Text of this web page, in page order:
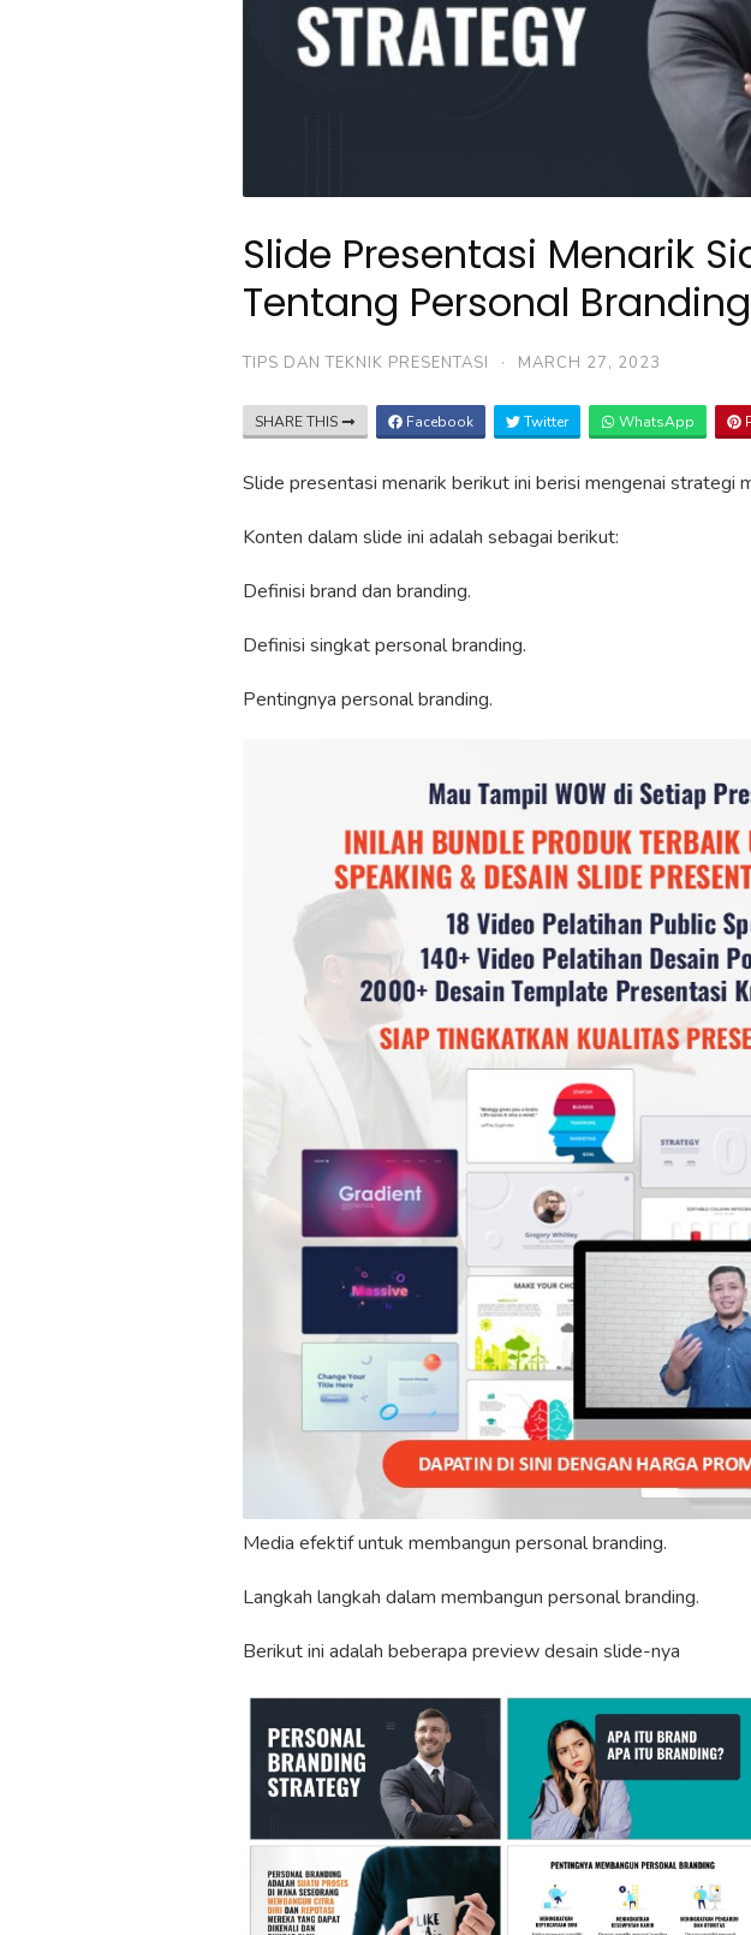
Slide Presentasi Menarik
Tentang Personal Branding
TIPS DAN TEKNIK PRESENTASI · MARCH 27, 2023
SHARE THIS Facebook Twitter WhatsApp
Slide presentasi menarik berikut ini berisi mengenai strategi
Konten dalam slide ini adalah sebagai berikut:
Definisi brand dan branding.
Definisi singkat personal branding.
Pentingnya personal branding.
Media efektif untuk membangun personal branding.
Langkah langkah dalam membangun personal branding.
Berikut ini adalah beberapa preview desain slide-nya